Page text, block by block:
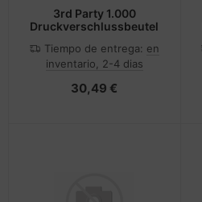
3rd Party 1.000
Druckverschlussbeutel
Tiempo de entrega: en
inventario, 2-4 dias
30,49 €